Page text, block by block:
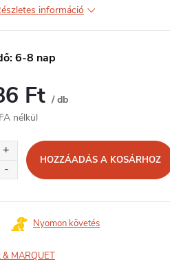
információ
6-8 nap
Ft / db
nélkül
HOZZÁADÁS A KOSÁRHOZ
Nyomon követés
& MARQUET